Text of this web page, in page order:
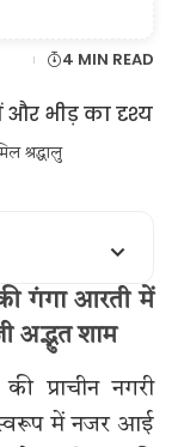
4 MIN READ
श्रद्धालु
गंगा आरती में
अद्भुत शाम
प्राचीन नगरी
स्वरूप में नजर आई